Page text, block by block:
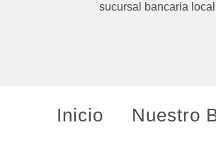
sucursal bancaria
Inicio Nuestro